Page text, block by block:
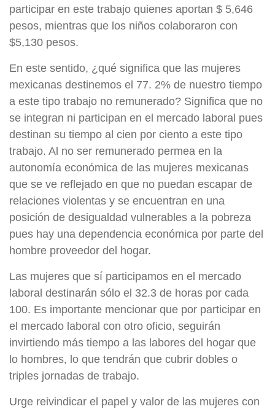
participar en este trabajo quienes aportan $ 5,646
pesos, mientras que los niños colaboraron con
$5,130 pesos.
En este sentido, ¿qué significa que las mujeres
mexicanas destinemos el 77. 2% de nuestro tiempo
a este tipo trabajo no remunerado? Significa que no
se integran ni participan en el mercado laboral pues
destinan su tiempo al cien por ciento a este tipo
trabajo. Al no ser remunerado permea en la
autonomía económica de las mujeres mexicanas
que se ve reflejado en que no puedan escapar de
relaciones violentas y se encuentran en una
posición de desigualdad vulnerables a la pobreza
pues hay una dependencia económica por parte del
hombre proveedor del hogar.
Las mujeres que sí participamos en el mercado
laboral destinarán sólo el 32.3 de horas por cada
100. Es importante mencionar que por participar en
el mercado laboral con otro oficio, seguirán
invirtiendo más tiempo a las labores del hogar que
lo hombres, lo que tendrán que cubrir dobles o
triples jornadas de trabajo.
Urge reivindicar el papel y valor de las mujeres con